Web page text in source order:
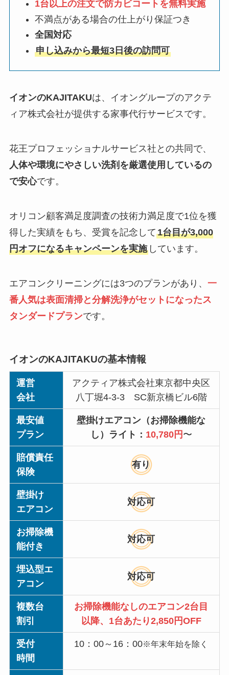
1台以上の注文で防カビコートを無料実施
不満点がある場合の仕上がり保証つき
全国対応
申し込みから最短3日後の訪問可
イオンのKAJITAKUは、イオングループのアクテ
ィア株式会社が提供する家事代行サービスです。
花王プロフェッショナルサービス社との共同で、
人体や環境にやさしい洗剤を厳選使用しているの
で安心です。
オリコン顧客満足度調査の技術力満足度で1位を獲
得した実績をもち、受賞を記念して1台目が3,000
円オフになるキャンペーンを実施しています。
エアコンクリーニングには3つのプランがあり、 一
番人気は表面清掃と分解洗浄がセットになったス
タンダードプランです。
イオンのKAJITAKUの基本情報
運営
会社
アクティア株式会社東京都中央区
八丁堀4-3-3 SC新京橋ビル6階
最安値
プラン
壁掛けエアコン（お掃除機能な
し）ライト： 10,780円 〜
賠償責任
保険
有り
壁掛け
エアコン
対応可
お掃除機
能付き
対応可
埋込型エ
アコン
対応可
複数台
割引
お掃除機能なしのエアコン2台目
以降、1台あたり2,850円OFF
受付
時間
10：00～16：00※年末年始を除く